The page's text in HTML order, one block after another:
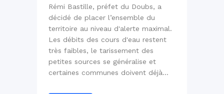
Rémi Bastille, préfet du Doubs, a
décidé de placer l’ensemble du
territoire au niveau d'alerte maximal.
Les débits des cours d'eau restent
très faibles, le tarissement des
petites sources se généralise et
certaines communes doivent déjà...